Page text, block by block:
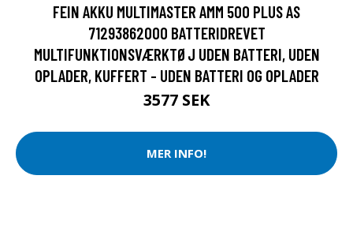
FEIN AKKU MULTIMASTER AMM 500 PLUS AS
71293862000 BATTERIDREVET
MULTIFUNKTIONSVÆRKTØJ UDEN BATTERI, UDEN
OPLADER, KUFFERT - UDEN BATTERI OG OPLADER
3577 SEK
MER INFO!